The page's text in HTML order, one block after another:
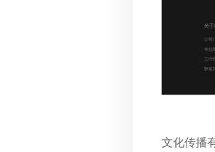
文化传播